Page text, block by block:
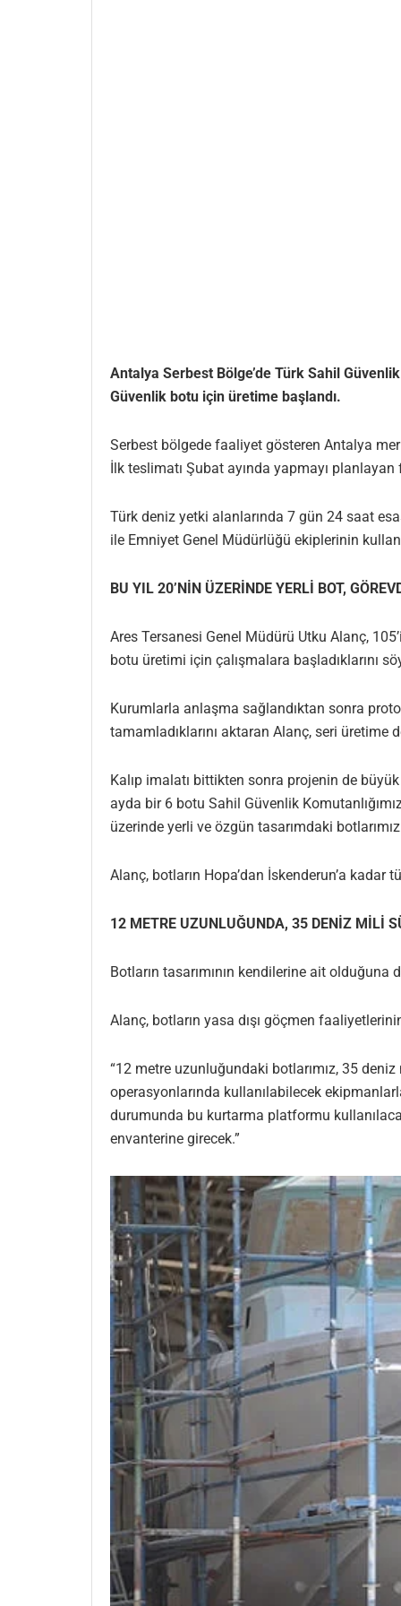
Antalya Serbest Bölge’de Türk Sahil
Güvenlik botu için üretime başlandı.
Serbest bölgede faaliyet gösteren Antalya
İlk teslimatı Şubat ayında yapmayı
Türk deniz yetki alanlarında 7 gün 24 saat
ile Emniyet Genel Müdürlüğü ekiplerinin
BU YIL 20’NİN ÜZERİNDE YERLİ BOT,
Ares Tersanesi Genel Müdürü Utku Alanç,
botu üretimi için çalışmalara başladıklarını
Kurumlarla anlaşma sağlandıktan sonra
tamamladıklarını aktaran Alanç, seri üretime
Kalıp imalatı bittikten sonra projenin de
ayda bir 6 botu Sahil Güvenlik
üzerinde yerli ve özgün tasarımdaki
Alanç, botların Hopa’dan İskenderun’a kadar
12 METRE UZUNLUĞUNDA, 35 DENİZ MİLİ
Botların tasarımının kendilerine ait
Alanç, botların yasa dışı göçmen
“12 metre uzunluğundaki botlarımız, 35
operasyonlarında kullanılabilecek
durumunda bu kurtarma platformu
envanterine girecek.”